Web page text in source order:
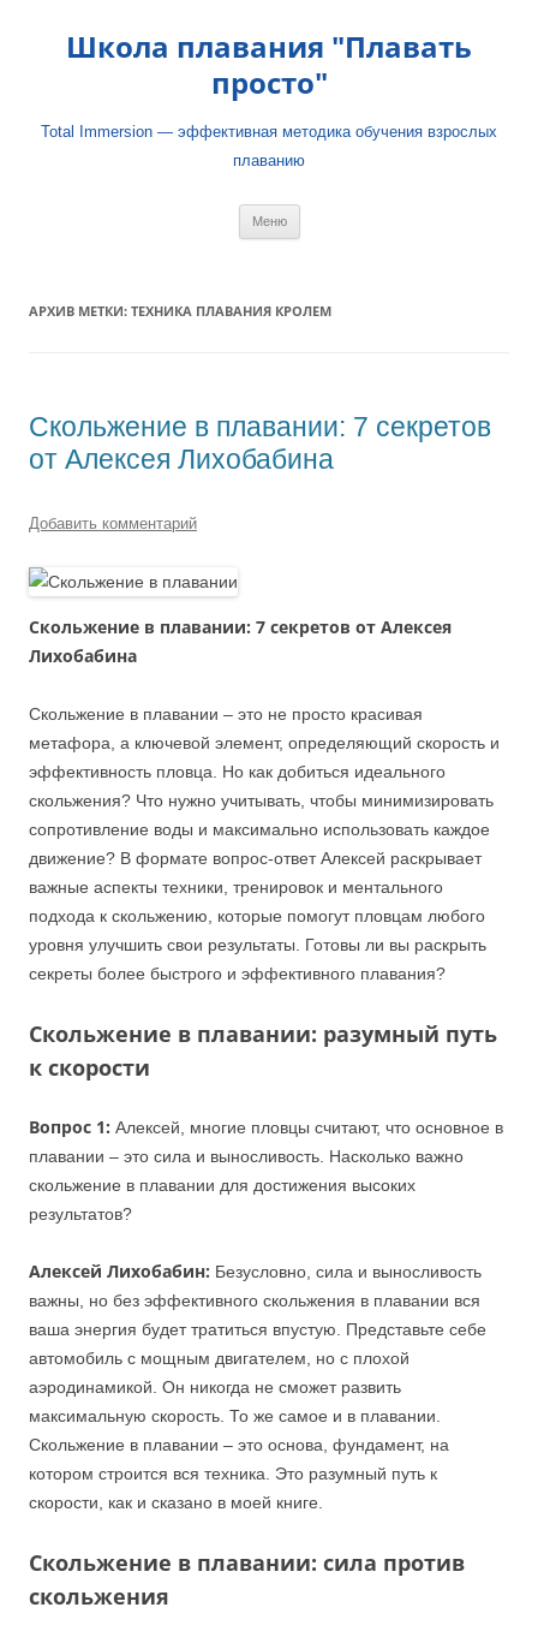
Школа плавания "Плавать
просто"
Total Immersion — эффективная методика обучения взрослых
плаванию
Меню
АРХИВ МЕТКИ: ТЕХНИКА ПЛАВАНИЯ КРОЛЕМ
Скольжение в плавании: 7 секретов
от Алексея Лихобабина
Добавить комментарий
Скольжение в плавании: 7 секретов от Алексея
Лихобабина
Скольжение в плавании – это не просто красивая
метафора, а ключевой элемент, определяющий скорость и
эффективность пловца. Но как добиться идеального
скольжения? Что нужно учитывать, чтобы минимизировать
сопротивление воды и максимально использовать каждое
движение? В формате вопрос-ответ Алексей раскрывает
важные аспекты техники, тренировок и ментального
подхода к скольжению, которые помогут пловцам любого
уровня улучшить свои результаты. Готовы ли вы раскрыть
секреты более быстрого и эффективного плавания?
Скольжение в плавании: разумный путь
к скорости
Вопрос 1: Алексей, многие пловцы считают, что основное в
плавании – это сила и выносливость. Насколько важно
скольжение в плавании для достижения высоких
результатов?
Алексей Лихобабин: Безусловно, сила и выносливость
важны, но без эффективного скольжения в плавании вся
ваша энергия будет тратиться впустую. Представьте себе
автомобиль с мощным двигателем, но с плохой
аэродинамикой. Он никогда не сможет развить
максимальную скорость. То же самое и в плавании.
Скольжение в плавании – это основа, фундамент, на
котором строится вся техника. Это разумный путь к
скорости, как и сказано в моей книге.
Скольжение в плавании: сила против
скольжения